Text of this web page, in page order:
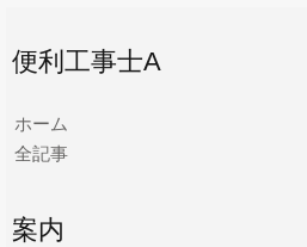
便利工事士A
ホーム
全記事
案内